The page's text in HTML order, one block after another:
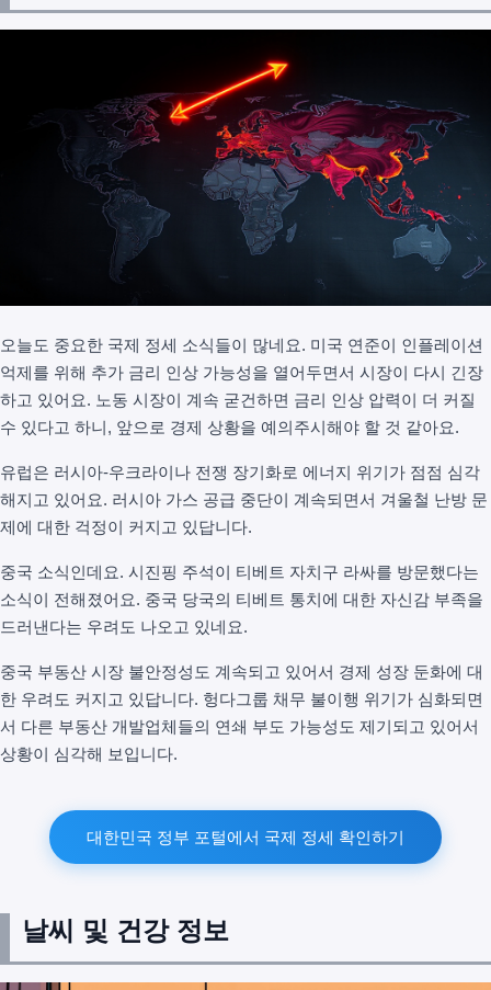
오늘도 중요한 국제 정세 소식들이 많네요. 미국 연준이 인플레이션
억제를 위해 추가 금리 인상 가능성을 열어두면서 시장이 다시 긴장
하고 있어요. 노동 시장이 계속 굳건하면 금리 인상 압력이 더 커질
수 있다고 하니, 앞으로 경제 상황을 예의주시해야 할 것 같아요.
유럽은 러시아-우크라이나 전쟁 장기화로 에너지 위기가 점점 심각
해지고 있어요. 러시아 가스 공급 중단이 계속되면서 겨울철 난방 문
제에 대한 걱정이 커지고 있답니다.
중국 소식인데요. 시진핑 주석이 티베트 자치구 라싸를 방문했다는
소식이 전해졌어요. 중국 당국의 티베트 통치에 대한 자신감 부족을
드러낸다는 우려도 나오고 있네요.
중국 부동산 시장 불안정성도 계속되고 있어서 경제 성장 둔화에 대
한 우려도 커지고 있답니다. 헝다그룹 채무 불이행 위기가 심화되면
서 다른 부동산 개발업체들의 연쇄 부도 가능성도 제기되고 있어서
상황이 심각해 보입니다.
대한민국 정부 포털에서 국제 정세 확인하기
날씨 및 건강 정보